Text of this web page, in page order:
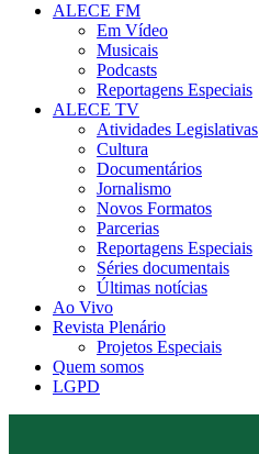
ALECE FM
Em Vídeo
Musicais
Podcasts
Reportagens Especiais
ALECE TV
Atividades Legislativas
Cultura
Documentários
Jornalismo
Novos Formatos
Parcerias
Reportagens Especiais
Séries documentais
Últimas notícias
Ao Vivo
Revista Plenário
Projetos Especiais
Quem somos
LGPD